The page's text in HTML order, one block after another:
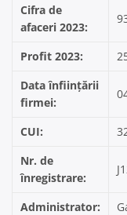
Cifra de
afaceri 2023:
Profit 2023:
Data înființării
firmei:
CUI:
Nr. de
înregistrare:
Administrator: